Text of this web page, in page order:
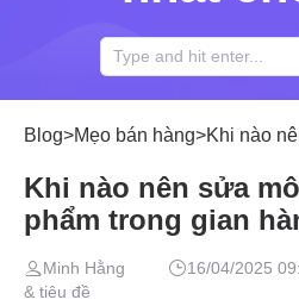
Blog>Mẹo bán hàng>Khi nào nên sửa
Khi nào nên sửa
phẩm trong gian
Minh Hằng 16/04/2025
& tiêu đề